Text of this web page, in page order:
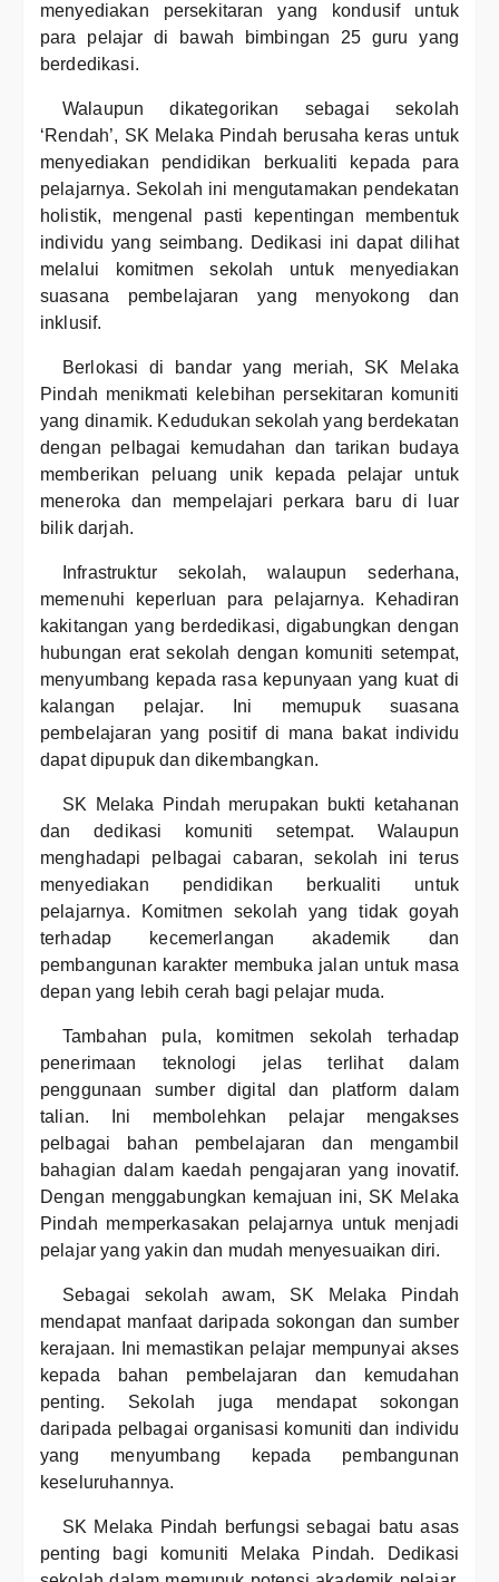
menyediakan persekitaran yang kondusif untuk
para pelajar di bawah bimbingan 25 guru yang
berdedikasi.
Walaupun dikategorikan sebagai sekolah
‘Rendah’, SK Melaka Pindah berusaha keras untuk
menyediakan pendidikan berkualiti kepada para
pelajarnya. Sekolah ini mengutamakan pendekatan
holistik, mengenal pasti kepentingan membentuk
individu yang seimbang. Dedikasi ini dapat dilihat
melalui komitmen sekolah untuk menyediakan
suasana pembelajaran yang menyokong dan
inklusif.
Berlokasi di bandar yang meriah, SK Melaka
Pindah menikmati kelebihan persekitaran komuniti
yang dinamik. Kedudukan sekolah yang berdekatan
dengan pelbagai kemudahan dan tarikan budaya
memberikan peluang unik kepada pelajar untuk
meneroka dan mempelajari perkara baru di luar
bilik darjah.
Infrastruktur sekolah, walaupun sederhana,
memenuhi keperluan para pelajarnya. Kehadiran
kakitangan yang berdedikasi, digabungkan dengan
hubungan erat sekolah dengan komuniti setempat,
menyumbang kepada rasa kepunyaan yang kuat di
kalangan pelajar. Ini memupuk suasana
pembelajaran yang positif di mana bakat individu
dapat dipupuk dan dikembangkan.
SK Melaka Pindah merupakan bukti ketahanan
dan dedikasi komuniti setempat. Walaupun
menghadapi pelbagai cabaran, sekolah ini terus
menyediakan pendidikan berkualiti untuk
pelajarnya. Komitmen sekolah yang tidak goyah
terhadap kecemerlangan akademik dan
pembangunan karakter membuka jalan untuk masa
depan yang lebih cerah bagi pelajar muda.
Tambahan pula, komitmen sekolah terhadap
penerimaan teknologi jelas terlihat dalam
penggunaan sumber digital dan platform dalam
talian. Ini membolehkan pelajar mengakses
pelbagai bahan pembelajaran dan mengambil
bahagian dalam kaedah pengajaran yang inovatif.
Dengan menggabungkan kemajuan ini, SK Melaka
Pindah memperkasakan pelajarnya untuk menjadi
pelajar yang yakin dan mudah menyesuaikan diri.
Sebagai sekolah awam, SK Melaka Pindah
mendapat manfaat daripada sokongan dan sumber
kerajaan. Ini memastikan pelajar mempunyai akses
kepada bahan pembelajaran dan kemudahan
penting. Sekolah juga mendapat sokongan
daripada pelbagai organisasi komuniti dan individu
yang menyumbang kepada pembangunan
keseluruhannya.
SK Melaka Pindah berfungsi sebagai batu asas
penting bagi komuniti Melaka Pindah. Dedikasi